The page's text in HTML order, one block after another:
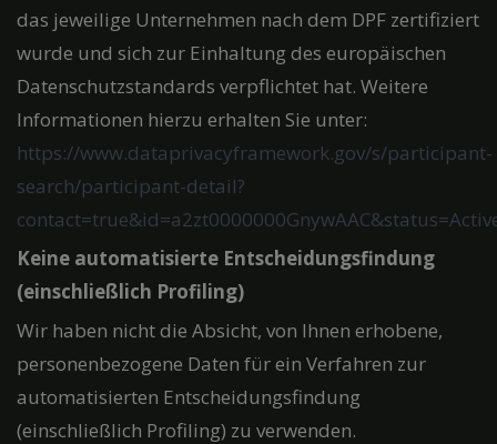
das jeweilige Unternehmen nach dem DPF zertifiziert
wurde und sich zur Einhaltung des europäischen
Datenschutzstandards verpflichtet hat. Weitere
Informationen hierzu erhalten Sie unter:
https://www.dataprivacyframework.gov/s/participant-
search/participant-detail?
Keine automatisierte Entscheidungsfindung
(einschließlich Profiling)
Wir haben nicht die Absicht, von Ihnen erhobene,
personenbezogene Daten für ein Verfahren zur
automatisierten Entscheidungsfindung
(einschließlich Profiling) zu verwenden.